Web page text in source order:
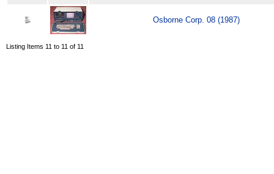
Osborne Corp. 08 (1987)
Listing Items 11 to 11 of 11